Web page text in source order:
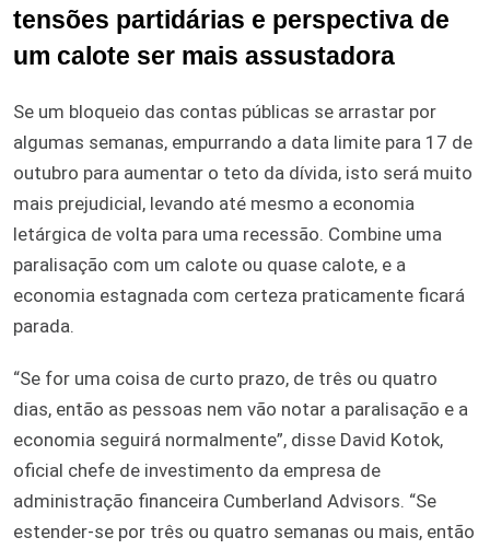
tensões partidárias e perspectiva de
um calote ser mais assustadora
Se um bloqueio das contas públicas se arrastar por
algumas semanas, empurrando a data limite para 17 de
outubro para aumentar o teto da dívida, isto será muito
mais prejudicial, levando até mesmo a economia
letárgica de volta para uma recessão. Combine uma
paralisação com um calote ou quase calote, e a
economia estagnada com certeza praticamente ficará
parada.
“Se for uma coisa de curto prazo, de três ou quatro
dias, então as pessoas nem vão notar a paralisação e a
economia seguirá normalmente”, disse David Kotok,
oficial chefe de investimento da empresa de
administração financeira Cumberland Advisors. “Se
estender-se por três ou quatro semanas ou mais, então